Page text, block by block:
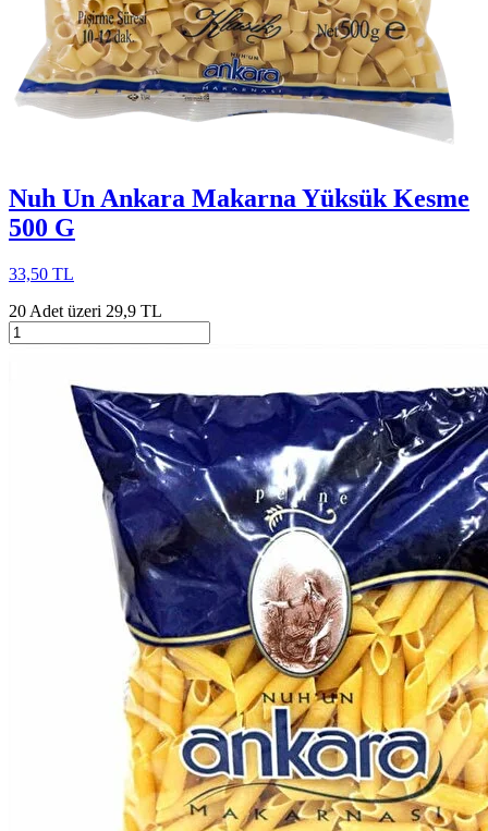
Nuh Un Ankara Makarna Yüksük Kesme
500 G
33,50 TL
20 Adet üzeri 29,9 TL